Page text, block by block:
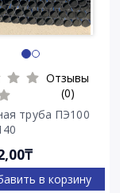
Отзывы
(0)
труба ПЭ100
в корзину